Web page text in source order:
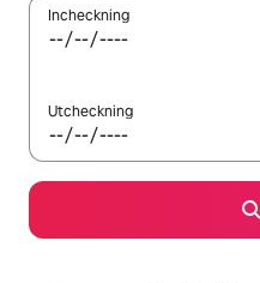
Incheckning
Utcheckning